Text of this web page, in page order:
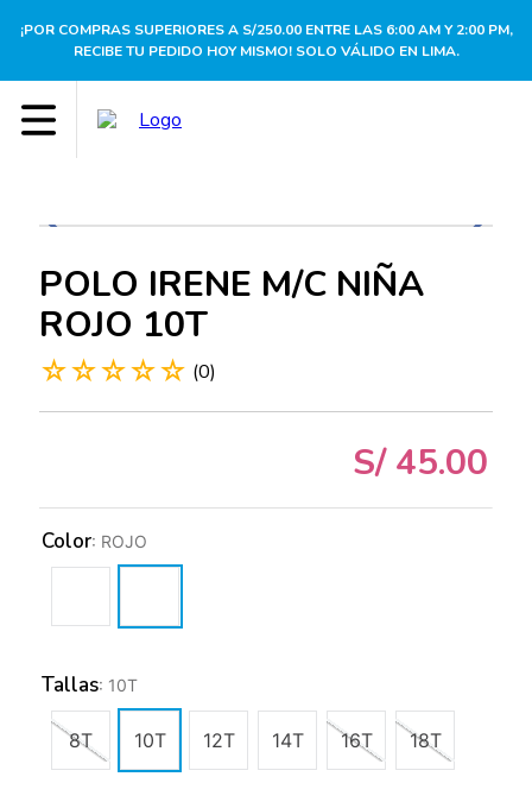
¡POR COMPRAS SUPERIORES A S/250.00 ENTRE LAS 6:00 AM Y 2:00 PM,
RECIBE TU PEDIDO HOY MISMO! SOLO VÁLIDO EN LIMA.
POLO IRENE M/C NIÑA
ROJO 10T
☆☆☆☆☆ (0)
S/ 45.00
Tallas: 10T
8T 10T 12T 14T 16T 18T
Color: ROJO